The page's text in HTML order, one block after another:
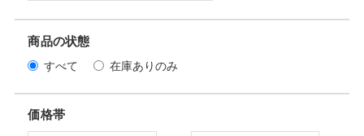
商品の状態
すべて 在庫ありのみ
価格帯